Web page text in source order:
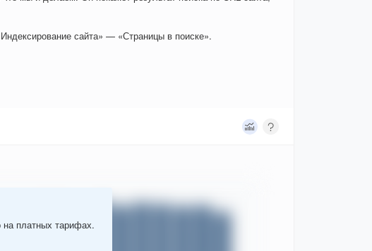
сайта» — «Страницы в поиске».
на платных тарифах.